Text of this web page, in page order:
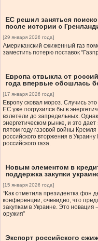
ЕС решил заняться
после истории с
[29 января 2026 года]
Американский сжиженный газ
заместить потерю поставок
Европа отвыкла от
года впервые обошлась
[17 января 2026 года]
Европу сковал мороз. Случись
ЕС уже погрузился бы в
взлетели до запредельных.
энергетическом рынке, и это
пятом году газовой войны
российского вторжения в
российского газа.
Новым элементом в
поддержка закупки
[15 января 2026 года]
“Как отметила президентка фон
конференции, очевидно, что
закупкам в Украине. Это
оружия”
Экспорт российского